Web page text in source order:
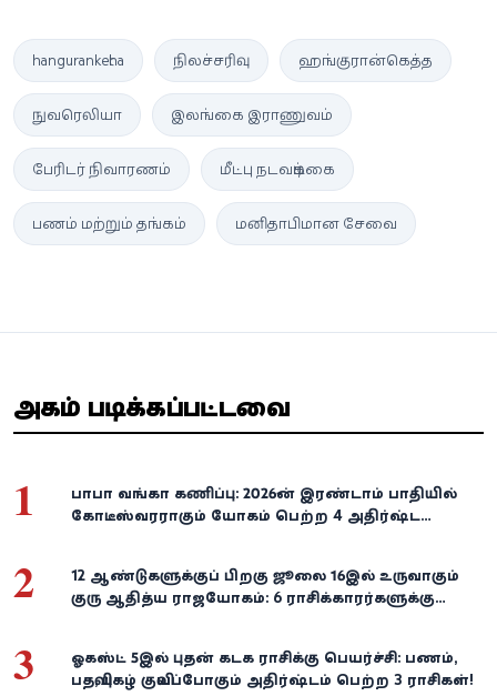
hanguranketha நிலச்சரிவு ஹங்குரான்கெத்த
நுவரெலியா இலங்கை இராணுவம்
பேரிடர் நிவாரணம் மீட்பு நடவடிக்கை
பணம் மற்றும் தங்கம் மனிதாபிமான சேவை
அதிகம் படிக்கப்பட்டவை
1
பாபா வங்கா கணிப்பு: 2026-ன் இரண்டாம் பாதியில்
கோடீஸ்வரராகும் யோகம் பெற்ற 4 அதிர்ஷ்ட
2
12 ஆண்டுகளுக்குப் பிறகு ஜூலை 16இல் உருவாகும்
குரு ஆதித்ய ராஜயோகம்: 6 ராசிக்காரர்களுக்கு
3
ஓகஸ்ட் 5இல் புதன் கடக ராசிக்கு பெயர்ச்சி: பணம்,
பதவி, புகழ் குவியப்போகும் அதிர்ஷ்டம் பெற்ற 3 ராசிகள்!